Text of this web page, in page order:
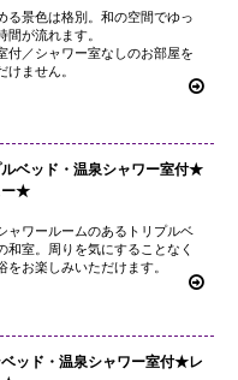
る景色は格別。和の空間でゆっ
間が流れます。
付／シャワー室なしのお部屋を
けません。
ベッド・温泉シャワー室付★
ー★
ャワールームのあるトリプルベ
和室。周りを気にすることなく
をお楽しみいただけます。
ッド・温泉シャワー室付★レ